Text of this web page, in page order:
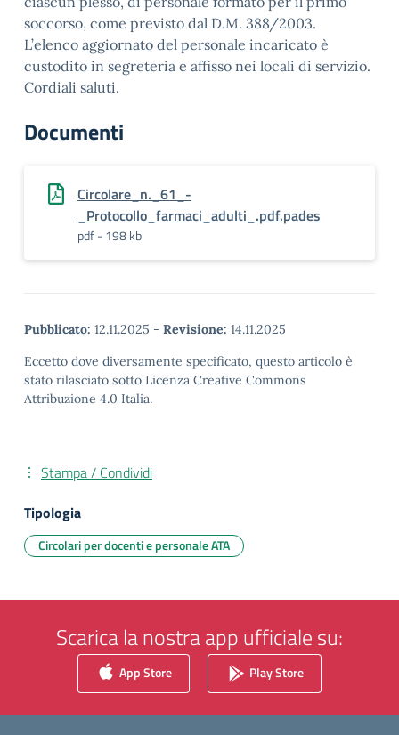
soccorso, come previsto dal D.M. 388/2003.
L’elenco aggiornato del personale incaricato è
custodito in segreteria e affisso nei locali di servizio.
Cordiali saluti.
Documenti
Circolare_n._61_-
_Protocollo_farmaci_adulti_.pdf.pades
pdf - 198 kb
Pubblicato: 12.11.2025 - Revisione: 14.11.2025
Eccetto dove diversamente specificato, questo articolo è
stato rilasciato sotto Licenza Creative Commons
Attribuzione 4.0 Italia.
Stampa / Condividi
Tipologia
Circolari per docenti e personale ATA
Scarica la nostra app ufficiale su:
App Store Play Store